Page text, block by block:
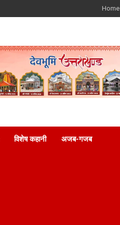
Home
विशेष कहानी अजब-गजब